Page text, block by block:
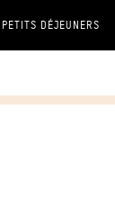
PETITS DÉJEUNERS